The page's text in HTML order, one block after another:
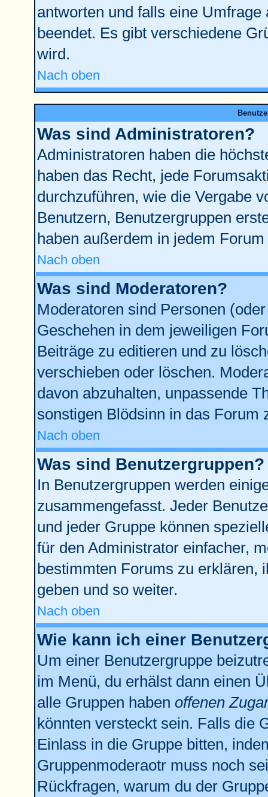
antworten und falls eine
beendet. Es gibt verschiedene
wird.
Nach oben
Was sind Administratoren?
Administratoren haben die
haben das Recht, jede
durchzuführen, wie die Vergabe
Benutzern, Benutzergruppen
haben außerdem in jedem
Nach oben
Was sind Moderatoren?
Moderatoren sind Personen
Geschehen in dem jeweiligen
Beiträge zu editieren und zu
verschieben oder löschen.
davon abzuhalten, unpassende
sonstigen Blödsinn in das Forum
Nach oben
Was sind Benutzergruppen?
In Benutzergruppen werden
zusammengefasst. Jeder
und jeder Gruppe können
für den Administrator einfacher,
bestimmten Forums zu erklären,
geben und so weiter.
Nach oben
Wie kann ich einer
Um einer Benutzergruppe
im Menü, du erhälst dann einen
alle Gruppen haben offenen
könnten versteckt sein. Falls die
Einlass in die Gruppe bitten,
Gruppenmoderaotr muss noch
Rückfragen, warum du der